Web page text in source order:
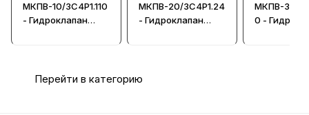
МКПВ-10/3С4Р1.110
- Гидроклапан
МКПВ-20/3С4Р1.24
- Гидроклапан
МКПВ-32/
0 -
Перейти в категорию